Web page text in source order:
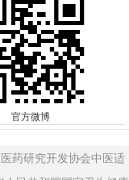
官方微博
药研究开发协会中医适